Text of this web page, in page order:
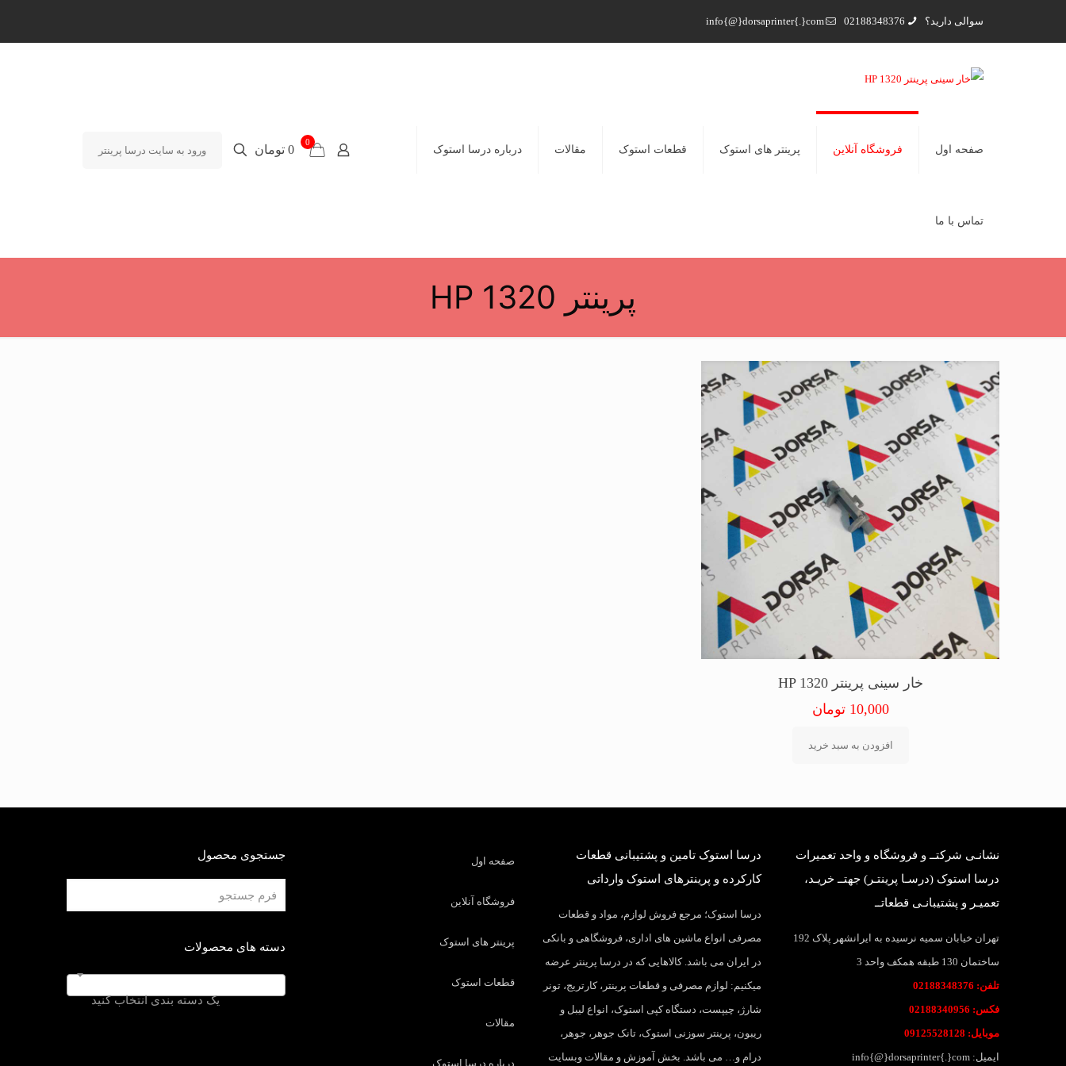
سوالی دارید؟ 02188348376
info{@}dorsaprinter{.}com
صفحه اول فروشگاه آنلاین پرینتر های استوک قطعات استوک مقالات درباره درسا استوک
تماس با ما
0
0 تومان ورود به سایت درسا پرینتر
پرینتر HP 1320
خار سینی پرینتر HP 1320
10,000 تومان
افزودن به سبد خرید
نشانـی شرکتــ و فروشگاه و واحد تعمیرات
درسا استوک (درسـا پرینتـر) جهتــ خریـد،
تعمیـر و پشتیبانـی قطعاتــ
تهران خیابان سمیه نرسیده به ایرانشهر پلاک 192
ساختمان 130 طبقه همکف واحد 3
تلفن: 02188348376
فکس: 02188340956
موبایل: 09125528128
ایمیل: info{@}dorsaprinter{.}com
درسا استوک تامین و پشتیبانی قطعات
کارکرده و پرینترهای استوک وارداتی
درسا استوک؛ مرجع فروش لوازم، مواد و قطعات
مصرفی انواع ماشین های اداری، فروشگاهی و بانکی
در ایران می باشد. کالاهایی که در درسا پرینتر عرضه
میکنیم: لوازم مصرفی و قطعات پرینتر، کارتریج، تونر
شارژ، چیپست، دستگاه کپی استوک، انواع لیبل و
ریبون، پرینتر سوزنی استوک، تانک جوهر، جوهر،
درام و… می باشد. بخش آموزش و مقالات وبسایت
صفحه اول
فروشگاه آنلاین
پرینتر های استوک
قطعات استوک
مقالات
درباره درسا استوک
جستجوی محصول
دسته های محصولات
یک دسته بندی انتخاب کنید